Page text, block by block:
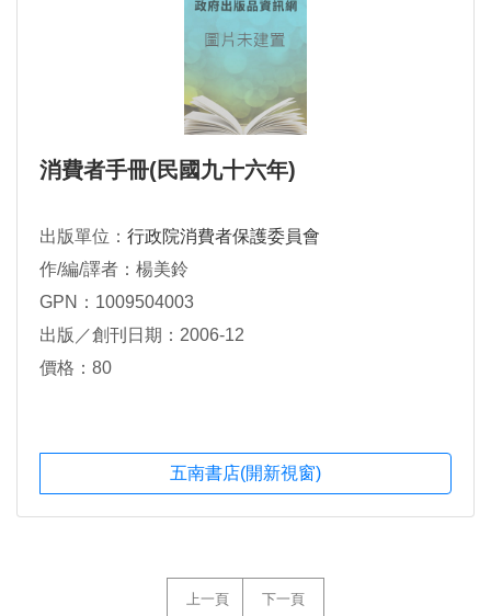
消費者手冊(民國九十六年)
出版單位： 行政院消費者保護委員會
作/編/譯者：楊美鈴
GPN：1009504003
出版／創刊日期：2006-12
價格：80
五南書店(開新視窗)
上一頁 下一頁